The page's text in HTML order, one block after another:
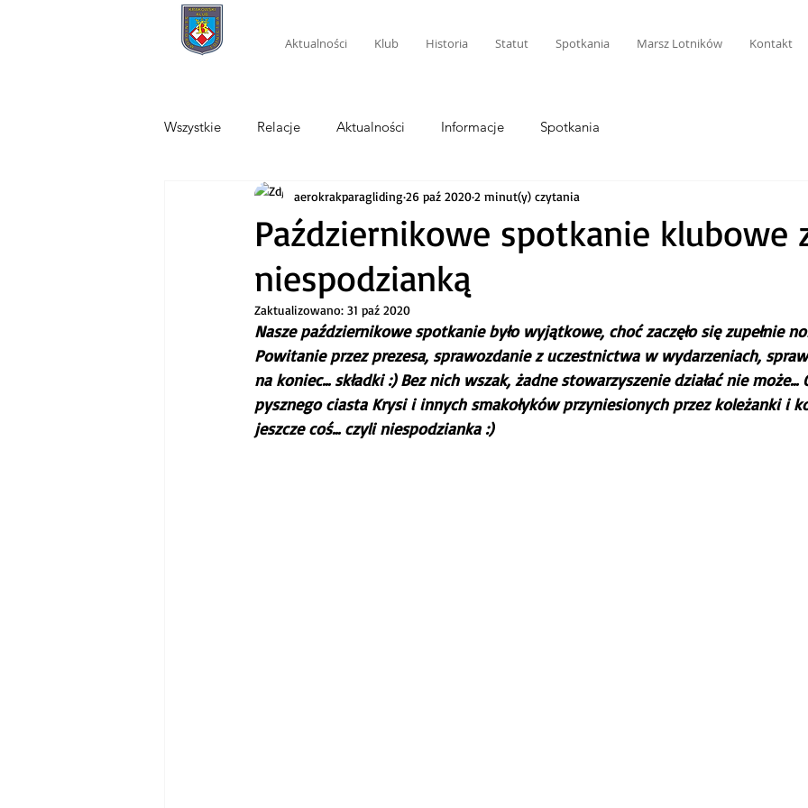
Aktualności Klub Historia Statut Spotkania Marsz Lotników Kontakt
Wszystkie Relacje Aktualności Informacje Spotkania
Październikowe spotkanie klubowe
niespodzianką
aerokrakparagliding 26 paź 20202 minut(y) czytania
Zaktualizowano: 31 paź 2020
Nasze październikowe spotkanie było wyjątkowe, choć zaczęło się zupełnie
Powitanie przez prezesa, sprawozdanie z uczestnictwa w wydarzeniach,
na koniec... składki :) Bez nich wszak, żadne stowarzyszenie działać nie może...
pysznego ciasta Krysi i innych smakołyków przyniesionych przez koleżanki i
jeszcze coś... czyli niespodzianka :)